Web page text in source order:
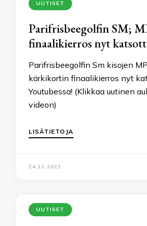
UUTISET
Parifrisbeegolfin SM;
finaalikierros nyt
Parifrisbeegolfin Sm kisojen
kärkikortin finaalikierros nyt
Youtubessa! (Klikkaa uutinen
videon)
LISÄTIETOJA
24.11.2022
UUTISET